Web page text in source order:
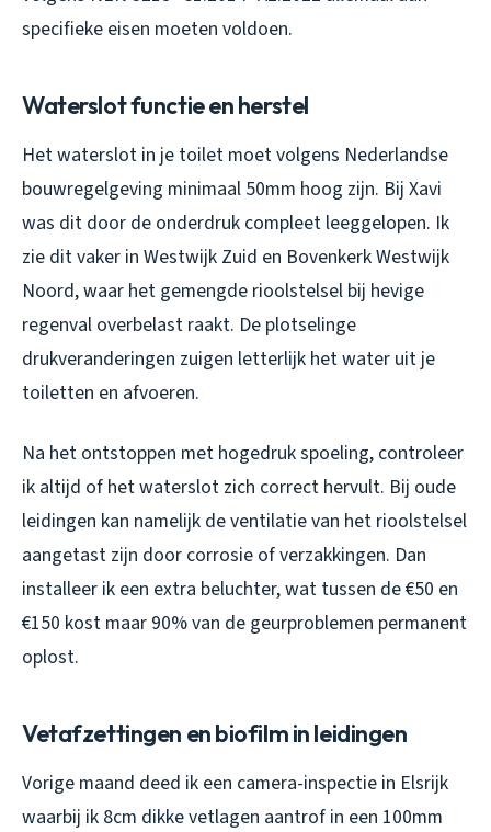
specifieke eisen moeten voldoen.
Waterslot functie en herstel
Het waterslot in je toilet moet volgens Nederlandse
bouwregelgeving minimaal 50mm hoog zijn. Bij Xavi
was dit door de onderdruk compleet leeggelopen. Ik
zie dit vaker in Westwijk Zuid en Bovenkerk Westwijk
Noord, waar het gemengde rioolstelsel bij hevige
regenval overbelast raakt. De plotselinge
drukveranderingen zuigen letterlijk het water uit je
toiletten en afvoeren.
Na het ontstoppen met hogedruk spoeling, controleer
ik altijd of het waterslot zich correct hervult. Bij oude
leidingen kan namelijk de ventilatie van het rioolstelsel
aangetast zijn door corrosie of verzakkingen. Dan
installeer ik een extra beluchter, wat tussen de €50 en
€150 kost maar 90% van de geurproblemen permanent
oplost.
Vetafzettingen en biofilm in leidingen
Vorige maand deed ik een camera-inspectie in Elsrijk
waarbij ik 8cm dikke vetlagen aantrof in een 100mm